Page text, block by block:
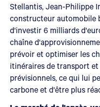
Stellantis, Jean-Philippe
constructeur automobile
d'investir 6 milliards
chaîne
prévoir et optimiser les
itinéraires de transport
prévisionnels, ce qui lui
carbone et d'être plus